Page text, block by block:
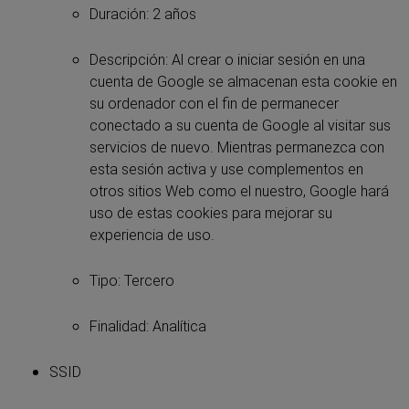
Duración: 2 años
Descripción: Al crear o iniciar sesión en una
cuenta de Google se almacenan esta cookie en
su ordenador con el fin de permanecer
conectado a su cuenta de Google al visitar sus
servicios de nuevo. Mientras permanezca con
esta sesión activa y use complementos en
otros sitios Web como el nuestro, Google hará
uso de estas cookies para mejorar su
experiencia de uso.
Tipo: Tercero
Finalidad: Analítica
SSID